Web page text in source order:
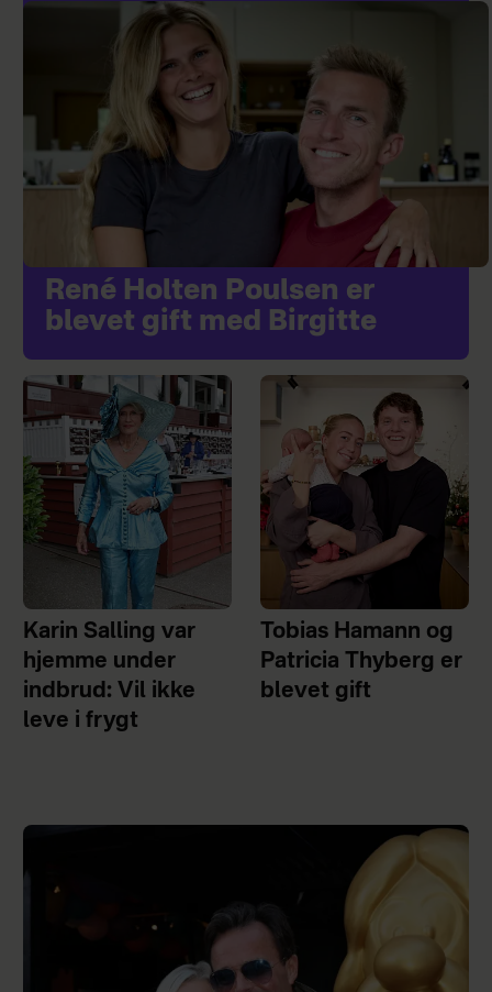
René Holten Poulsen er
blevet gift med Birgitte
Karin Salling var
hjemme under
indbrud: Vil ikke
leve i frygt
Tobias Hamann og
Patricia Thyberg er
blevet gift